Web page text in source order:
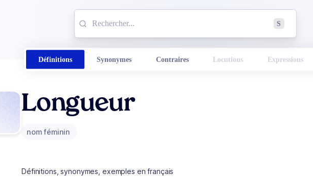
S
Définitions Synonymes Contraires Locutions Expressions
Longueur
nom féminin
Définitions, synonymes, exemples en français